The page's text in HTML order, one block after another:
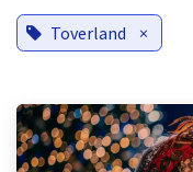
Toverland ×